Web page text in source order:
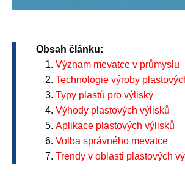
Obsah článku:
Význam mevatce v průmyslu
Technologie výroby
Typy plastů pro výlisky
Výhody plastových výlisků
Aplikace plastových výlisků
Volba správného mevatce
Trendy v oblasti plastových